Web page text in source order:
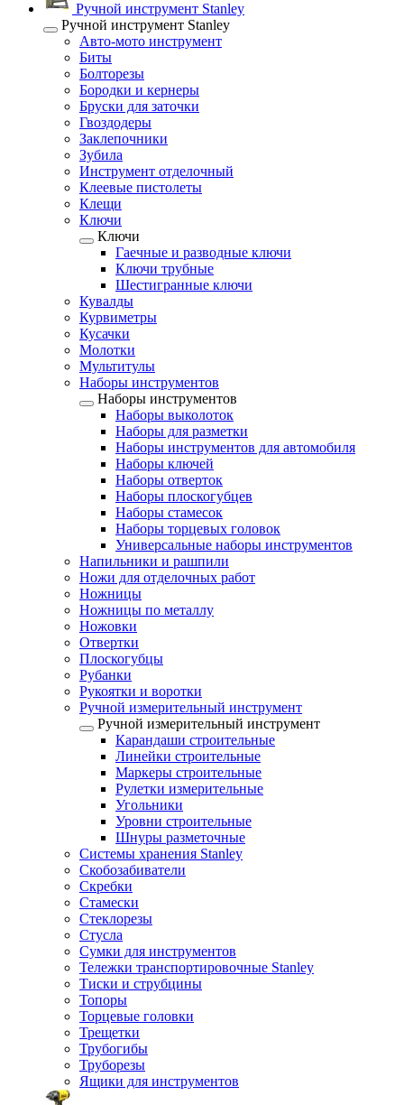
Ручной инструмент Stanley
Ручной инструмент Stanley
Авто-мото инструмент
Биты
Болторезы
Бородки и кернеры
Бруски для заточки
Гвоздодеры
Заклепочники
Зубила
Инструмент отделочный
Клеевые пистолеты
Клещи
Ключи
Ключи
Гаечные и разводные ключи
Ключи трубные
Шестигранные ключи
Кувалды
Курвиметры
Кусачки
Молотки
Мультитулы
Наборы инструментов
Наборы инструментов
Наборы выколоток
Наборы для разметки
Наборы инструментов для автомобиля
Наборы ключей
Наборы отверток
Наборы плоскогубцев
Наборы стамесок
Наборы торцевых головок
Универсальные наборы инструментов
Напильники и рашпили
Ножи для отделочных работ
Ножницы
Ножницы по металлу
Ножовки
Отвертки
Плоскогубцы
Рубанки
Рукоятки и воротки
Ручной измерительный инструмент
Ручной измерительный инструмент
Карандаши строительные
Линейки строительные
Маркеры строительные
Рулетки измерительные
Угольники
Уровни строительные
Шнуры разметочные
Системы хранения Stanley
Скобозабиватели
Скребки
Стамески
Стеклорезы
Стусла
Сумки для инструментов
Тележки транспортировочные Stanley
Тиски и струбцины
Топоры
Торцевые головки
Трещетки
Трубогибы
Труборезы
Ящики для инструментов